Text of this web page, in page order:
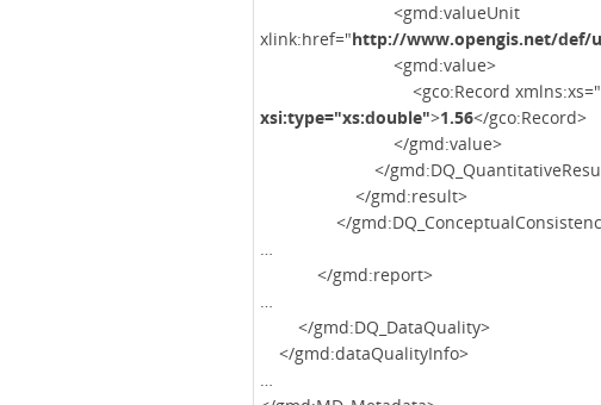
<gmd:valueUnit
xlink:href="http://www.opengis.net/def/
<gmd:value>
<gco:Record xmlns:xs="http://
xsi:type="xs:double">1.56</gco:Record>
</gmd:value>
</
</gmd:result>
</
…
</gmd:report>
…
</gmd:DQ_DataQuality>
</gmd:dataQualityInfo>
…